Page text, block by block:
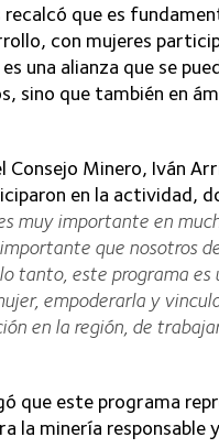
que es
con mujeres
una alianza que se
sino que también en
Consejo Minero, Iván
en la actividad,
muy importante en
que nosotros
tanto, este programa
empoderarla y
en la región, de
que este programa
la minería responsable